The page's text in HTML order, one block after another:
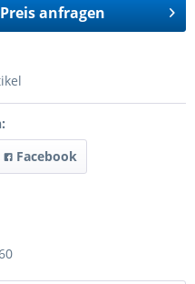
Preis anfragen
Facebook